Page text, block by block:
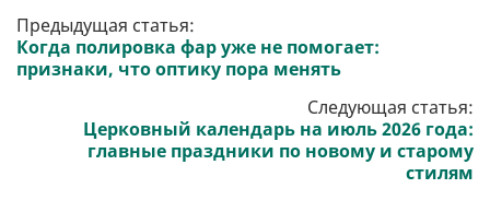
Предыдущая статья:
Когда полировка фар уже не помогает:
признаки, что оптику пора менять
Следующая статья:
Церковный календарь на июль 2026 года:
главные праздники по новому и старому
стилям